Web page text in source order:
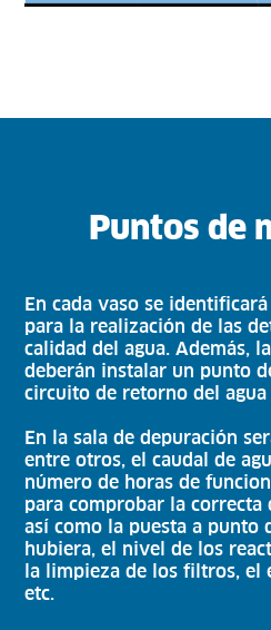
Puntos de
En cada vaso se
para la realización de las
calidad del agua. Además,
deberán instalar un punto
circuito de retorno del
En la sala de depuración
entre otros, el caudal de
número de horas de
para comprobar la correcta
así como la puesta a punto
hubiera, el nivel de los
la limpieza de los filtros, el
etc.